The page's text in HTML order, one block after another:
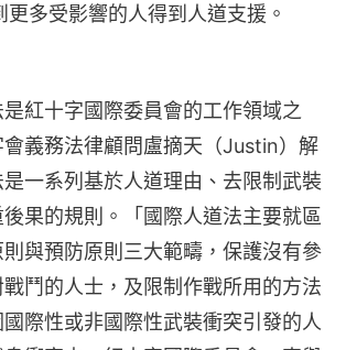
多受影響的人得到人道支援。
紅十字國際委員會的工作領域之
義務法律顧問盧摘天（Justin）解
一系列基於人道理由、去限制武裝
果的規則。「國際人道法主要就區
與預防原則三大範疇，保護沒有參
鬥的人士，及限制作戰所用的方法
際性或非國際性武裝衝突引發的人